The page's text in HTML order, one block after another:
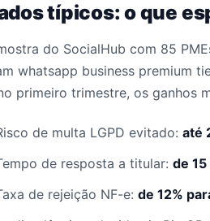
típicos: o que
do SocialHub com 85
whatsapp business premium
primeiro trimestre, os ganhos
de multa LGPD evitado: até
de resposta a titular: de
de rejeição NF-e: de 12%